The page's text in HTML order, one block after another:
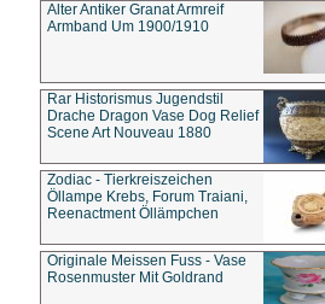
Alter Antiker Granat Armreif
Armband Um 1900/1910
Rar Historismus Jugendstil
Drache Dragon Vase Dog Relief
Scene Art Nouveau 1880
Zodiac - Tierkreiszeichen
Öllampe Krebs, Forum Traiani,
Reenactment Öllämpchen
Originale Meissen Fuss - Vase
Rosenmuster Mit Goldrand